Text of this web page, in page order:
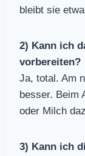
bleibt sie
2) Kann ich
vorbereiten?
Ja, total. Am
besser. Beim
oder Milch
3) Kann ich